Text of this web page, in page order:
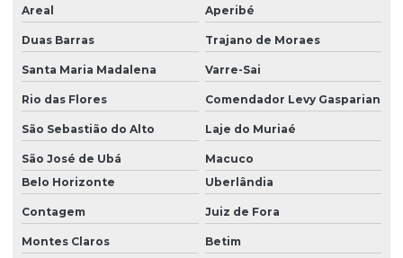
Areal Aperibé
Duas Barras Trajano de Moraes
Santa Maria Madalena Varre-Sai
Rio das Flores Comendador Levy Gasparian
São Sebastião do Alto Laje do Muriaé
São José de Ubá
Macuco
Belo Horizonte
Uberlândia
Contagem Juiz de Fora
Montes Claros Betim